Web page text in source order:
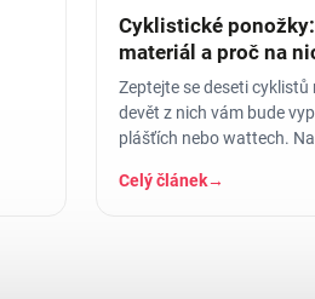
Cyklistické
materiál a proč na
Zeptejte se deseti cyklistů
devět z nich vám bude
plášťích nebo wattech.
Celý článek→